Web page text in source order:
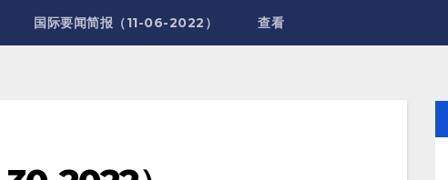
国际要闻简报（11-06-2022） 查看